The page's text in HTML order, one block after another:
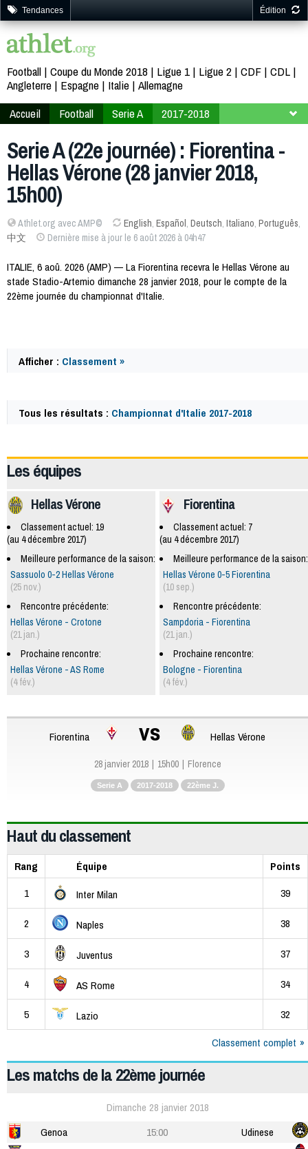
Tendances Édition
Football Coupe du Monde 2018 Ligue 1 Ligue 2 CDF CDL
Angleterre
Espagne Italie Allemagne
Accueil
Football Serie A
2017-2018
Serie A (22e journée) : Fiorentina -
Hellas Vérone (28 janvier 2018,
15h00)
Athlet.org avec AMP© English, Español, Deutsch, Italiano, Português,
中文
Dernière mise à jour le 6 août 2026 à 04h47
ITALIE, 6 aoû. 2026 (AMP) — La Fiorentina recevra le Hellas Vérone au
stade Stadio-Artemio dimanche 28 janvier 2018, pour le compte de la
22ème journée du championnat d'Italie.
Afficher : Classement »
Tous les résultats : Championnat d'Italie 2017-2018
Les équipes
Fiorentina
Classement actuel: 7
(au 4 décembre 2017)
Meilleure performance de la saison:
Hellas Vérone 0-5 Fiorentina
(10 sep.)
Rencontre précédente:
Sampdoria - Fiorentina
(21 jan.)
Prochaine rencontre:
Bologne - Fiorentina
(4 fév.)
Hellas Vérone
Classement actuel: 19
(au 4 décembre 2017)
Meilleure performance de la saison:
Sassuolo 0-2 Hellas Vérone
(25 nov.)
Rencontre précédente:
Hellas Vérone - Crotone
(21 jan.)
Prochaine rencontre:
Hellas Vérone - AS Rome
(4 fév.)
Fiorentina vs Hellas Vérone
28 janvier 2018 15h00 Florence
Serie A 2017-2018 22ème J.
Haut du classement
Rang Équipe
Points
1
Inter Milan 39
2 Naples 38
3 Juventus 37
4 AS Rome 34
5 Lazio
32
Classement complet
Les matchs de la 22ème journée
Dimanche 28 janvier 2018
Genoa
15:00
Udinese